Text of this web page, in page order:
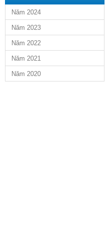
Năm 2024
Năm 2023
Năm 2022
Năm 2021
Năm 2020